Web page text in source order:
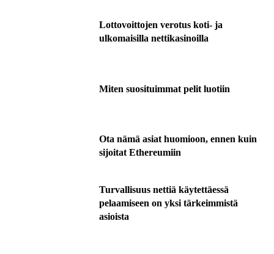
Lottovoittojen verotus koti- ja
ulkomaisilla nettikasinoilla
Miten suosituimmat pelit luotiin
Ota nämä asiat huomioon, ennen kuin
sijoitat Ethereumiin
Turvallisuus nettiä käytettäessä
pelaamiseen on yksi tärkeimmistä
asioista